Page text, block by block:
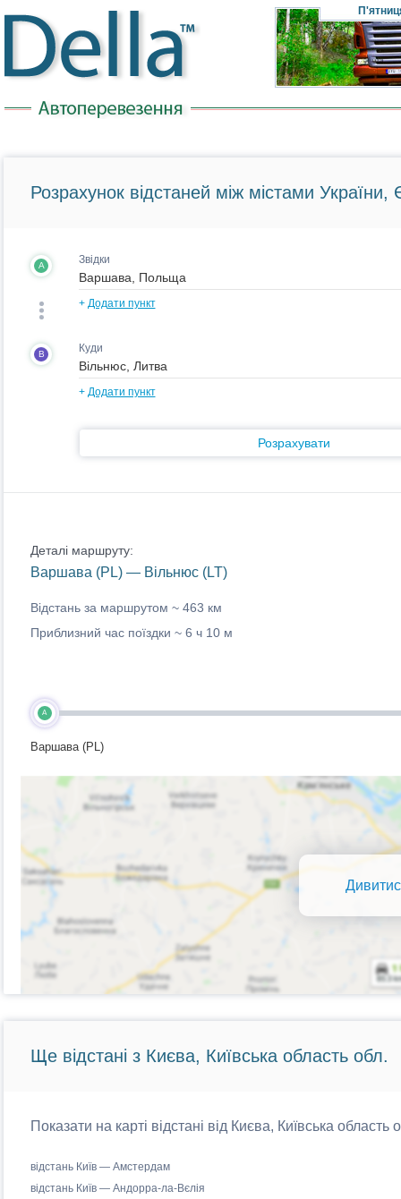
Розрахунок відстаней між містами України,
A Звідки
+ Додати пункт
B Куди
+ Додати пункт
Розрахувати
Деталі маршруту:
Варшава (PL) — Вільнюс (LT)
Відстань за маршрутом ~ 463 км
Приблизний час поїздки ~ 6 ч 10 м
A
Варшава (PL)
Ще відстані з Києва, Київська область обл.
Показати на карті відстані від Києва, Київська
відстань Київ — Амстердам
відстань Київ — Андорра-ла-Вєлія